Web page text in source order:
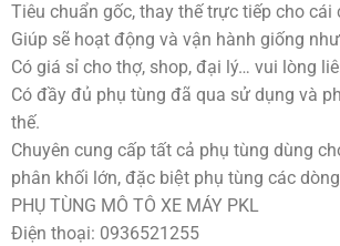
Tiêu chuẩn gốc, thay thế trực tiếp cho cái
Giúp sẽ hoạt động và vận hành giống
Có giá sỉ cho thợ, shop, đại lý… vui lòng
Có đầy đủ phụ tùng đã qua sử dụng và
thế.
Chuyên cung cấp tất cả phụ tùng dùng
phân khối lớn, đặc biệt phụ tùng các
PHỤ TÙNG MÔ TÔ XE MÁY PKL
Điện thoại: 0936521255